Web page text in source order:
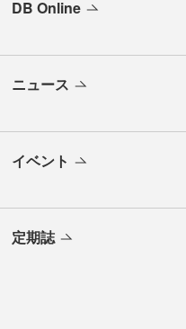
DB Online
ニュース
イベント
定期誌